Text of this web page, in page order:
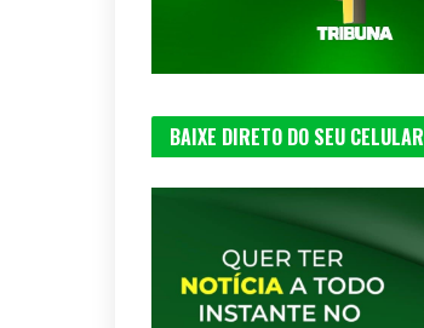
BAIXE DIRETO DO SEU CELULAR